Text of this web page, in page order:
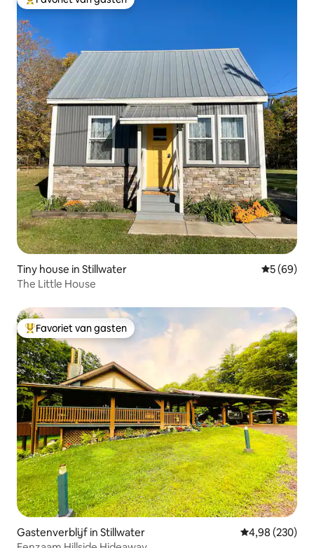
Topfavoriet van gasten
Tiny house in Stillwater
5 (69)
The Little House
Topfavoriet van gasten
Favoriet van gasten
Gastenverblijf in Stillwater Gemiddelde
4,98 (230)